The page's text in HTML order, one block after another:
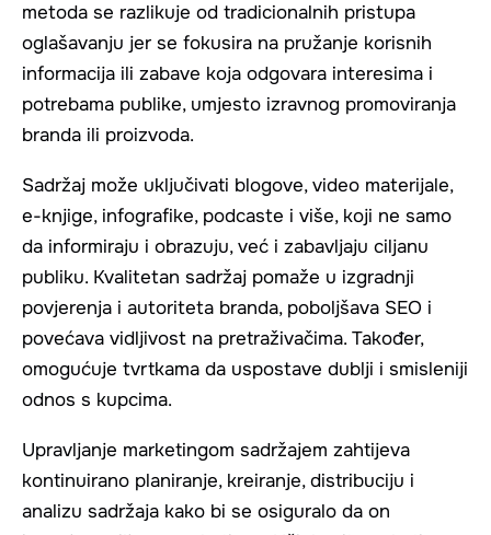
metoda se razlikuje od tradicionalnih pristupa
oglašavanju jer se fokusira na pružanje korisnih
informacija ili zabave koja odgovara interesima i
potrebama publike, umjesto izravnog promoviranja
branda ili proizvoda.
Sadržaj može uključivati blogove, video materijale,
e-knjige, infografike, podcaste i više, koji ne samo
da informiraju i obrazuju, već i zabavljaju ciljanu
publiku. Kvalitetan sadržaj pomaže u izgradnji
povjerenja i autoriteta branda, poboljšava SEO i
povećava vidljivost na pretraživačima. Također,
omogućuje tvrtkama da uspostave dublji i smisleniji
odnos s kupcima.
Upravljanje marketingom sadržajem zahtijeva
kontinuirano planiranje, kreiranje, distribuciju i
analizu sadržaja kako bi se osiguralo da on